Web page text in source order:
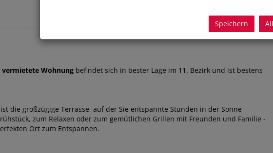
Wohnung befindet sich in bester Lage im 11. Bezirk und ist bestens
die großzügige Terrasse, auf der Sie entspannte Stunden in der Sonne
zum Relaxen oder zum gemütlichen Grillen mit Freunden und Familie -
Ort zum Entspannen.
Speichern